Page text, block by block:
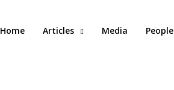
Home Articles Media People